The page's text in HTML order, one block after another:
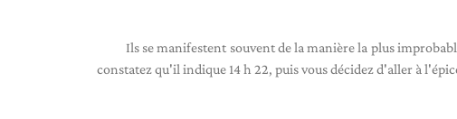
Ils se manifestent souvent de la manière la plus
constatez qu'il indique 14 h 22, puis vous décidez d'aller à